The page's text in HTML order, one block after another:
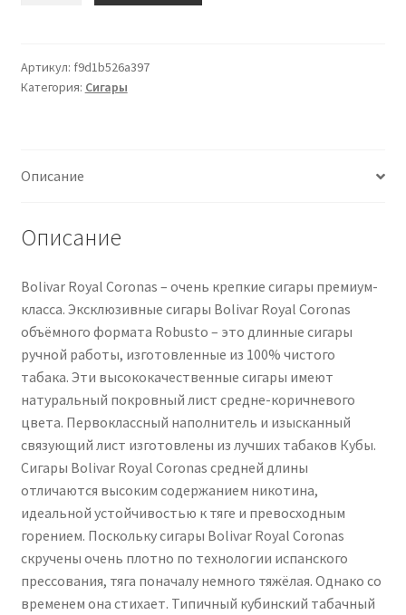
Coronas
25
Артикул: f9d1b526a397
Категория: Сигары
Описание
Описание
Bolivar Royal Coronas – очень крепкие сигары премиум-
класса. Эксклюзивные сигары Bolivar Royal Coronas
объёмного формата Robusto – это длинные сигары
ручной работы, изготовленные из 100% чистого
табака. Эти высококачественные сигары имеют
натуральный покровный лист средне-коричневого
цвета. Первоклассный наполнитель и изысканный
связующий лист изготовлены из лучших табаков Кубы.
Сигары Bolivar Royal Coronas средней длины
отличаются высоким содержанием никотина,
идеальной устойчивостью к тяге и превосходным
горением. Поскольку сигары Bolivar Royal Coronas
скручены очень плотно по технологии испанского
прессования, тяга поначалу немного тяжёлая. Однако со
временем она стихает. Типичный кубинский табачный